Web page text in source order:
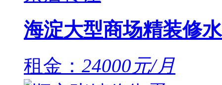
海淀大型商场精装修
租金： 24000元/月